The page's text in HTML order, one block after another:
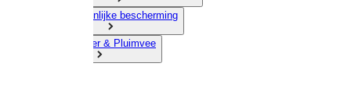
11) Persoonlijke bescherming
12) Kleindier & Pluimvee